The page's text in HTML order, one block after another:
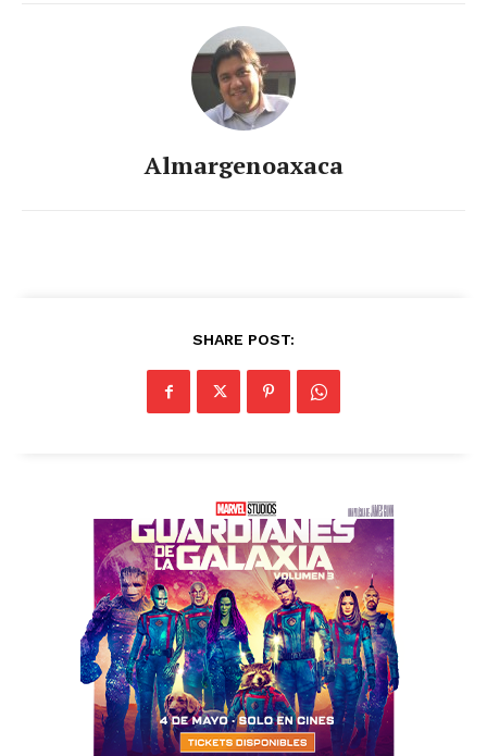
Almargenoaxaca
SHARE POST: